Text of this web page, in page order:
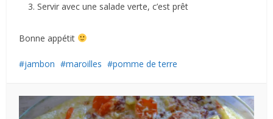
Servir avec une salade verte, c’est prêt
Bonne appétit
jambon maroilles pomme de terre